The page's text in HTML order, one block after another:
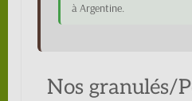
à Argentine.
Nos granulés/